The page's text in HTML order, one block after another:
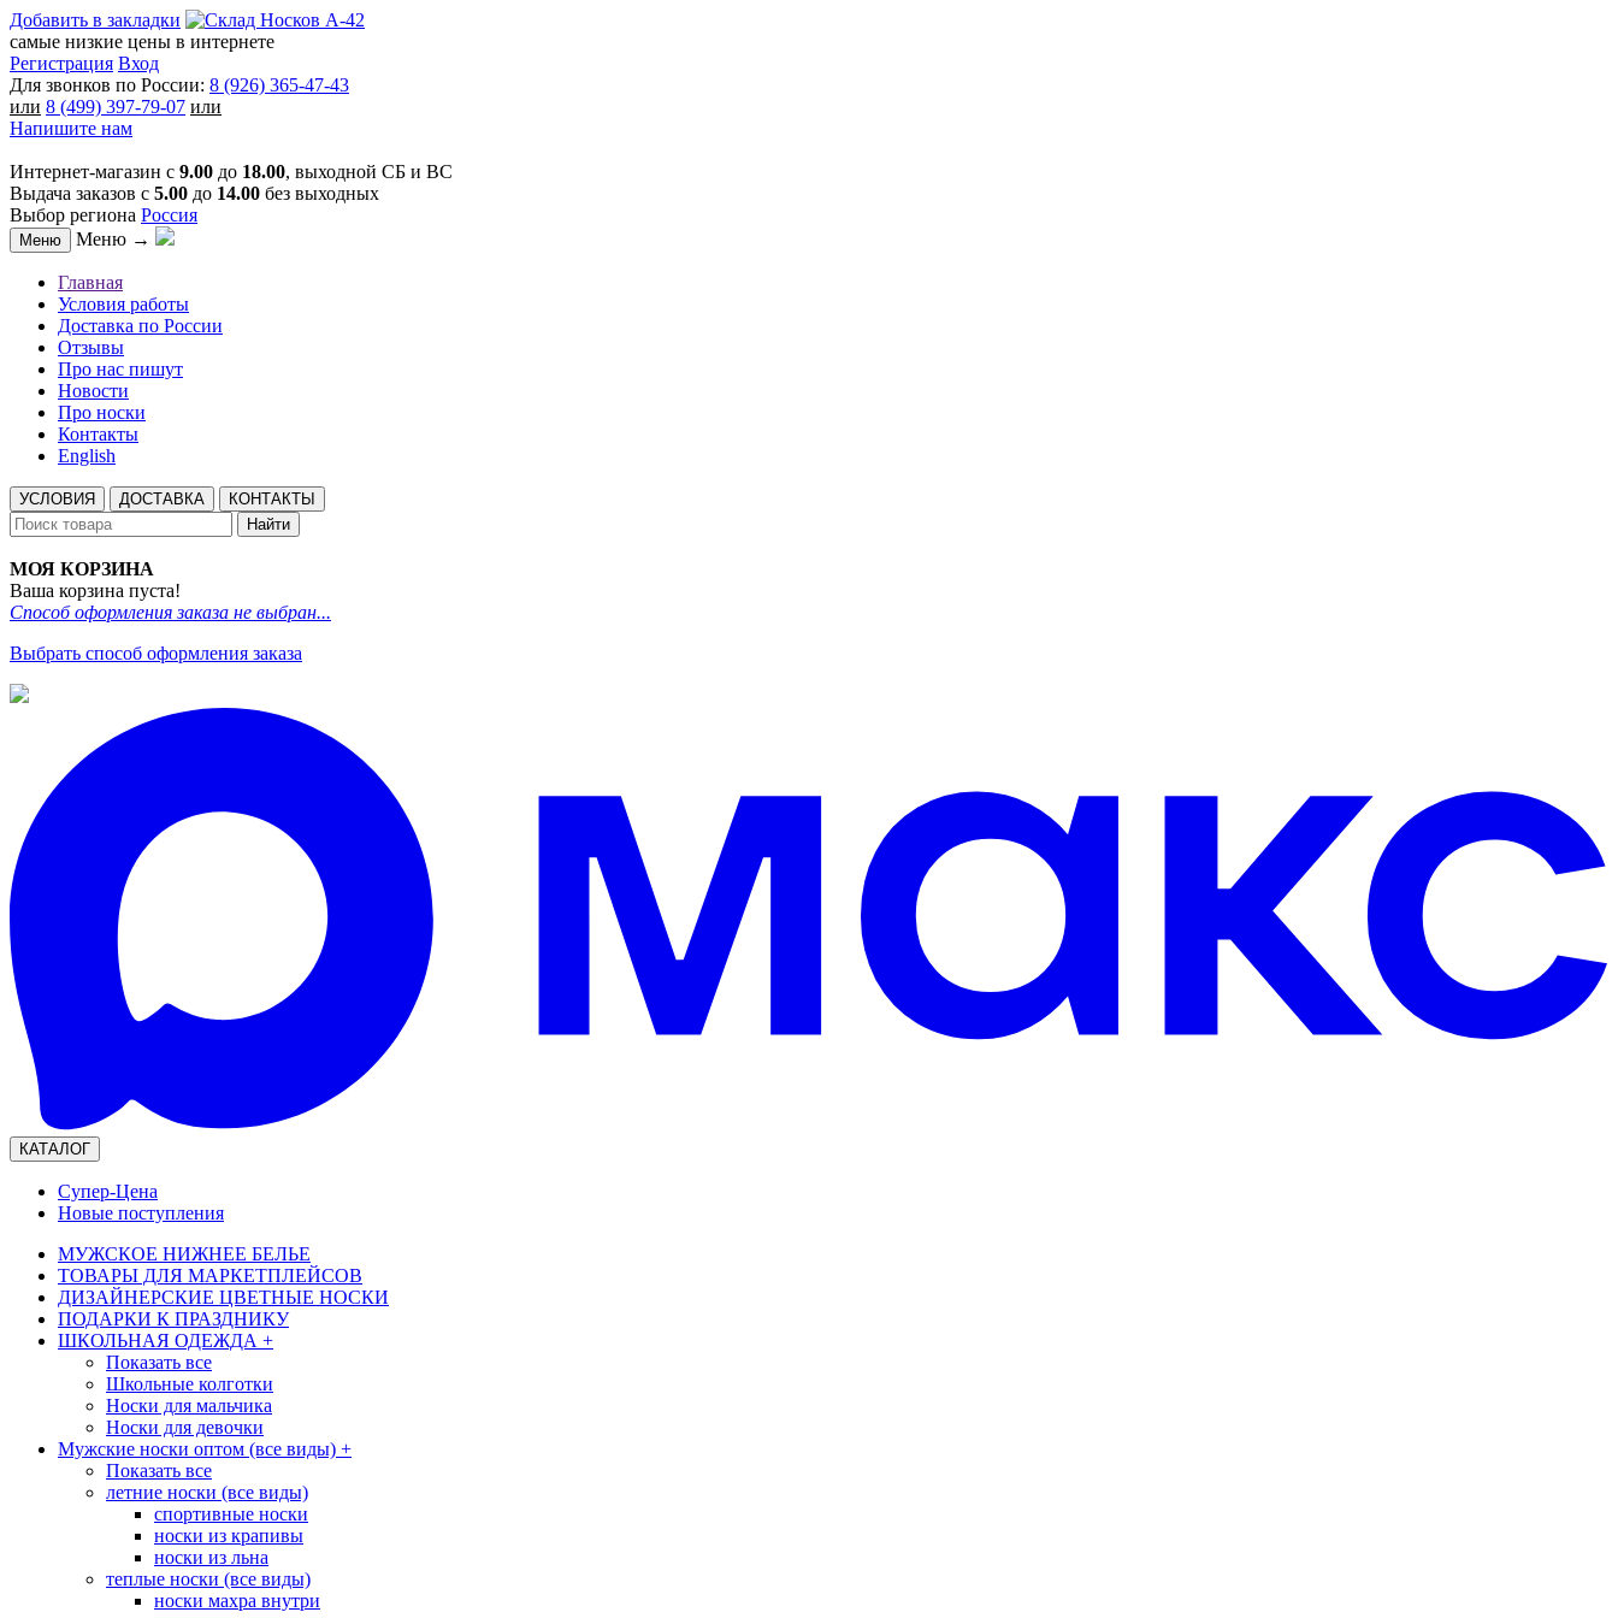
Добавить в закладки
самые низкие цены в интернете
Регистрация Вход
Для звонков по России: 8 (926) 365-47-43
или 8 (499) 397-79-07 или
Напишите нам
Интернет-магазин с 9.00 до 18.00, выходной СБ и ВС
Выдача заказов с 5.00 до 14.00 без выходных
Выбор региона Россия
Меню Меню →
Главная
Условия работы
Доставка по России
Отзывы
Про нас пишут
Новости
Про носки
Контакты
English
УСЛОВИЯ ДОСТАВКА
КОНТАКТЫ
Найти
МОЯ КОРЗИНА
Ваша корзина пуста!
Способ оформления заказа не выбран...
Выбрать способ оформления заказа
КАТАЛОГ
Супер-Цена
Новые поступления
МУЖСКОЕ НИЖНЕЕ БЕЛЬЕ
ТОВАРЫ ДЛЯ МАРКЕТПЛЕЙСОВ
ДИЗАЙНЕРСКИЕ ЦВЕТНЫЕ НОСКИ
ПОДАРКИ К ПРАЗДНИКУ
ШКОЛЬНАЯ ОДЕЖДА +
Показать все
Школьные колготки
Носки для мальчика
Носки для девочки
Мужские носки оптом (все виды) +
Показать все
летние носки (все виды)
спортивные носки
носки из крапивы
носки из льна
теплые носки (все виды)
носки махра внутри